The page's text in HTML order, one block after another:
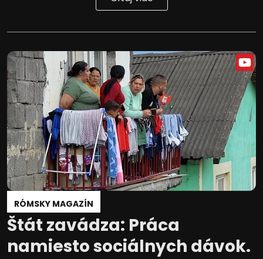
RÓMSKY MAGAZÍN
Štát zavádza: Práca
namiesto sociálnych dávok.